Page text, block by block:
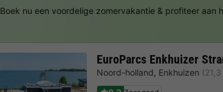
EuroParcs Enkhuizer
Noord-holland, Enkhuizen
Boek nu een voordelige zomervakantie & profiteer aan